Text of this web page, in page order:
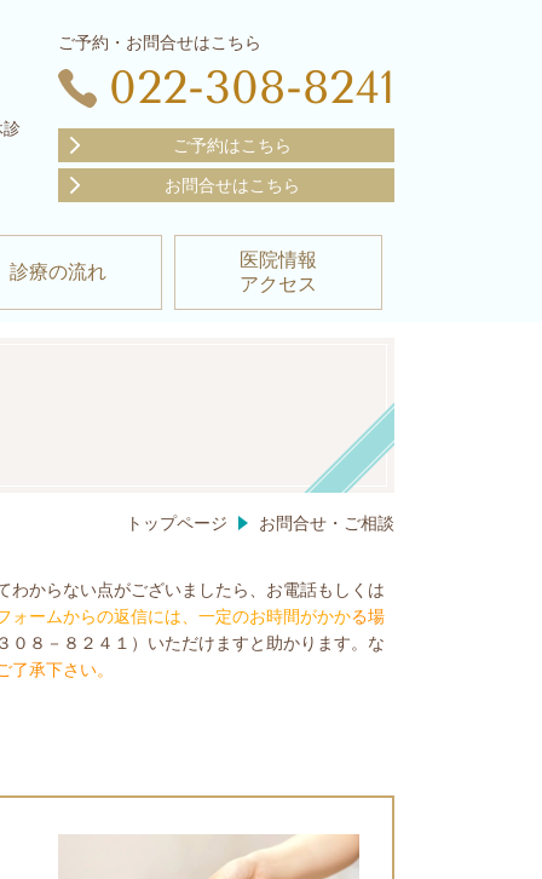
診
ご予約・お問合せはこちら
022-308-8241
ご予約はこちら
お問合せはこちら
診療の流れ
医院情報
アクセス
トップページ お問合せ・ご相談
わからない点がございましたら、お電話もしくは
ォームからの返信には、一定のお時間がかかる場
０８－８２４１）いただけますと助かります。な
承下さい。